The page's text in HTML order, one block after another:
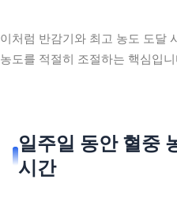
이처럼 반감기와 최고 농도 도달
농도를 적절히 조절하는 핵심입
일주일 동안 혈중
시간